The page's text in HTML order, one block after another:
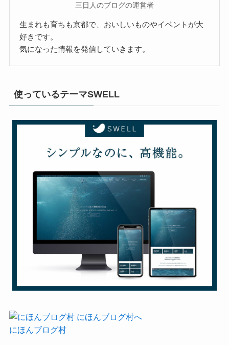
三日人のブログの運営者
生まれも育ちも京都で、おいしいものやイベントが大
好きです。
気になった情報を発信していきます。
使っているテーマSWELL
にほんブログ村